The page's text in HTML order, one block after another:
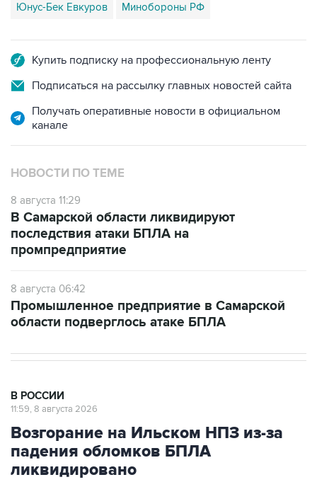
Юнус-Бек Евкуров Минобороны РФ
Купить подписку на профессиональную ленту
Подписаться на рассылку главных новостей сайта
Получать оперативные новости в официальном
канале
НОВОСТИ ПО ТЕМЕ
8 августа 11:29
В Самарской области ликвидируют
последствия атаки БПЛА на
промпредприятие
8 августа 06:42
Промышленное предприятие в Самарской
области подверглось атаке БПЛА
В РОССИИ
11:59, 8 августа 2026
Возгорание на Ильском НПЗ из-за
падения обломков БПЛА
ликвидировано